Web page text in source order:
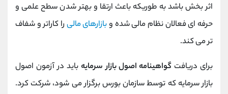
اثر بخش باشد به طوریکه باعث ارتقا و بهتر شدن سطح علمی و
حرفه ای فعالان نظام مالی شده وبازارهای مالی را کاراتر و شفاف
تر می کند.
برای دریافتگواهینامه اصول بازار سرمایهباید در آزمون اصول
بازار سرمایه که توسط سازمان بورس برگزار می شود، شرکت کرد.